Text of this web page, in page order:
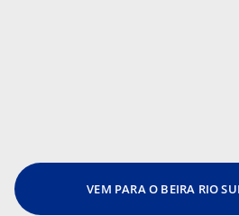
VEM PARA O BEIRA RIO